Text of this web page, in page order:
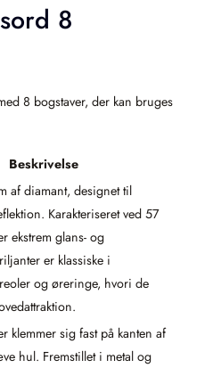
8
8 bogstaver, der kan bruges
Beskrivelse
af diamant, designet til
Karakteriseret ved 57
ekstrem glans- og
er klassiske i
og øreringe, hvori de
klemmer sig fast på kanten af
hul. Fremstillet i metal og